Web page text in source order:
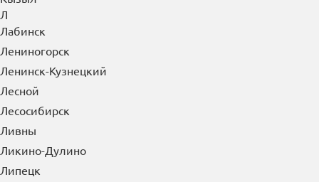
Л
Лабинск
Лениногорск
Ленинск-Кузнецкий
Лесной
Лесосибирск
Ливны
Ликино-Дулино
Липецк